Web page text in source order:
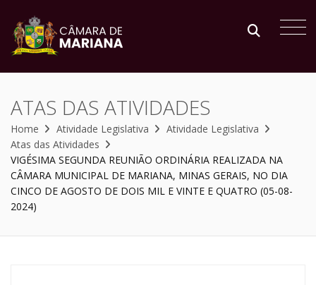
ATAS DAS ATIVIDADES
Home Atividade Legislativa
Atividade Legislativa
Atas das Atividades
VIGÉSIMA SEGUNDA REUNIÃO ORDINÁRIA REALIZADA NA
CÂMARA MUNICIPAL DE MARIANA, MINAS GERAIS, NO DIA
CINCO DE AGOSTO DE DOIS MIL E VINTE E QUATRO (05-08-
2024)